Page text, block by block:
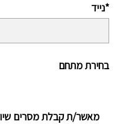
נייד*
בחירת מתחם
מאשר/ת קבלת מסרים